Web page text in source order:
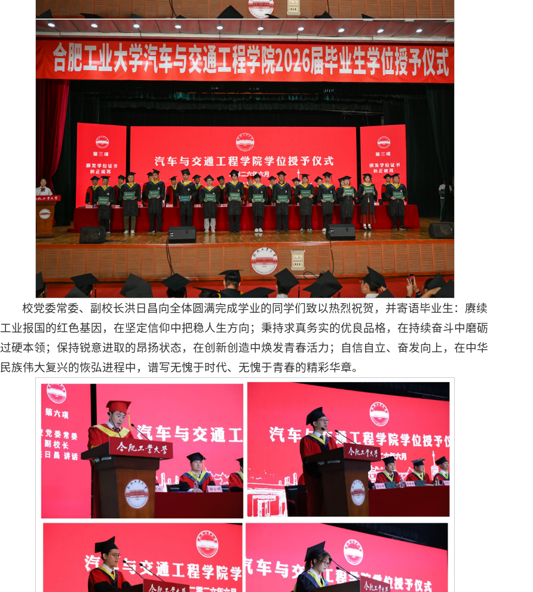
校党委常委、副校长洪日昌向全体圆满完成学业的同学们致以热烈祝贺，并寄语毕业生：赓续
工业报国的红色基因，在坚定信仰中把稳人生方向；秉持求真务实的优良品格，在持续奋斗中磨砺
过硬本领；保持锐意进取的昂扬状态，在创新创造中焕发青春活力；自信自立、奋发向上，在中华
民族伟大复兴的恢弘进程中，谱写无愧于时代、无愧于青春的精彩华章。